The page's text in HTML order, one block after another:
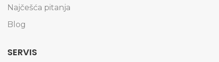
Najčešća pitanja
Blog
SERVIS